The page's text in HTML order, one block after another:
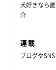
犬好きなら
介
連載
ブログや